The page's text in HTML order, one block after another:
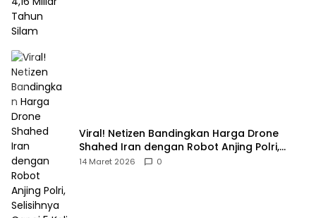
Viral! Netizen Bandingkan Harga Drone
Shahed Iran dengan Robot Anjing Polri,
Selisihnya Capai 5 Kali Lipat
14 Maret 2026 0